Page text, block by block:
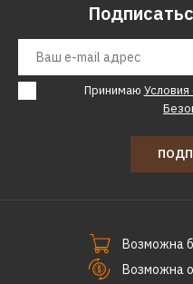
Принимаю
Возможна
Возможна